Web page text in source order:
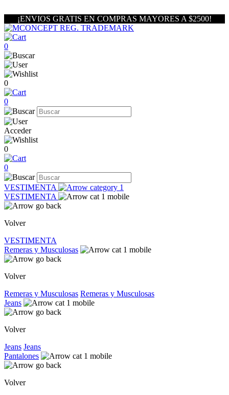
¡ENVIOS GRATIS EN COMPRAS MAYORES A $2500!
0
0
0
Acceder
0
0
VESTIMENTA
VESTIMENTA
Volver
VESTIMENTA
Remeras y Musculosas
Volver
Remeras y Musculosas Remeras y Musculosas
Jeans
Volver
Jeans Jeans
Pantalones
Volver